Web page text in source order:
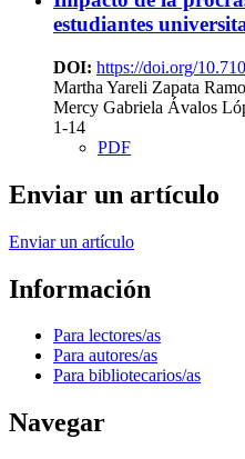
estudiantes
DOI: https://doi.org/
Martha Yareli Zapata
Mercy Gabriela Ávalos
1-14
PDF
Enviar un artículo
Enviar un artículo
Información
Para lectores/as
Para autores/as
Para bibliotecarios/as
Navegar